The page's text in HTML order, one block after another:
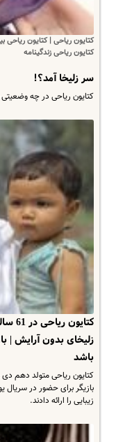
کتایون ریاحی | کتایون ریاحی
کتایون ریاحی زندگینامه
سر زلیخا آمد؟!
کتایون ریاحی در چه
زلیخای بدون آرایش |
باشد
بازیگر برای حضور در سریال
زیبایی را ارائه دادند.